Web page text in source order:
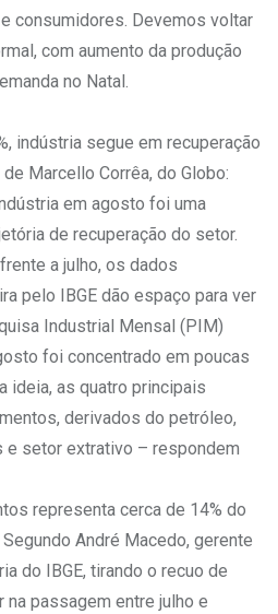
consumidores. Devemos voltar
com aumento da produção
no Natal.
indústria segue em recuperação
Marcello Corrêa, do Globo:
em agosto foi uma
de recuperação do setor.
a julho, os dados
pelo IBGE dão espaço para ver
Industrial Mensal (PIM)
foi concentrado em poucas
ideia, as quatro principais
derivados do petróleo,
e setor extrativo – respondem
representa cerca de 14% do
André Macedo, gerente
do IBGE, tirando o recuo de
passagem entre julho e